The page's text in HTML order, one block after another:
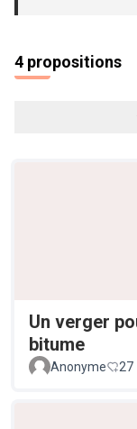
4 propositions
Un verger
bitume
Anonyme 27